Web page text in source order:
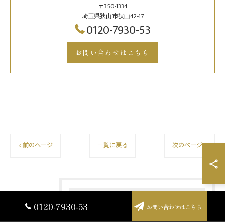
〒350-1334
埼玉県狭山市狭山42-17
0120-7930-53
お問い合わせはこちら
< 前のページ 一覧に戻る 次のページ >
0120-7930-53 お問い合わせはこちら